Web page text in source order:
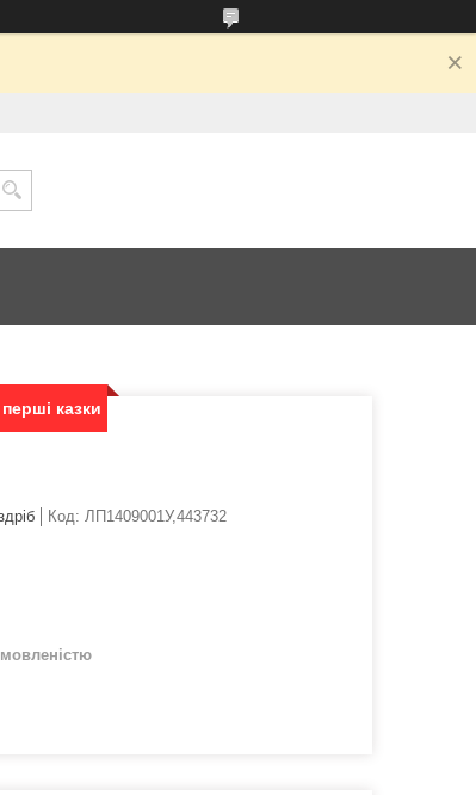
казки
Код: ЛП1409001У,443732